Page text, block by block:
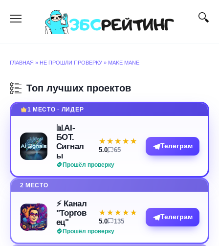
содержанию
ГЛАВНАЯ » НЕ ПРОШЛИ ПРОВЕРКУ » MAKE MANE
Топ лучших проектов
1 МЕСТО · ЛИДЕР
📊AI-
БОТ.
Сигнал
ы
Прошёл проверку
★★★★★
★★★★★
5.0 65
Телеграм
2 МЕСТО
⚡️ Канал
"Торгов
ец"
Прошёл проверку
★★★★★
★★★★★
5.0 135
Телеграм